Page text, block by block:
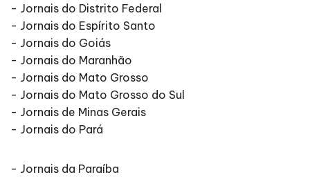
- Jornais do Distrito Federal
- Jornais do Espírito Santo
- Jornais do Goiás
- Jornais do Maranhão
- Jornais do Mato Grosso
- Jornais do Mato Grosso do Sul
- Jornais de Minas Gerais
- Jornais do Pará
- Jornais da Paraíba